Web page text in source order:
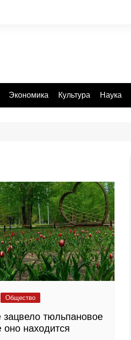
Экономика Культура Наука
Общество
зацвело тюльпановое
находится